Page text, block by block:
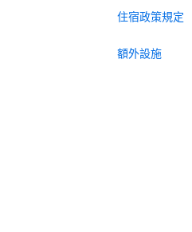
住宿政策規定
額外設施